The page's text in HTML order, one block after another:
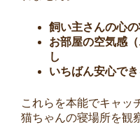
飼い主さんの心
お部屋の空気感
し
いちばん安心で
これらを本能でキャッ
猫ちゃんの寝場所を観